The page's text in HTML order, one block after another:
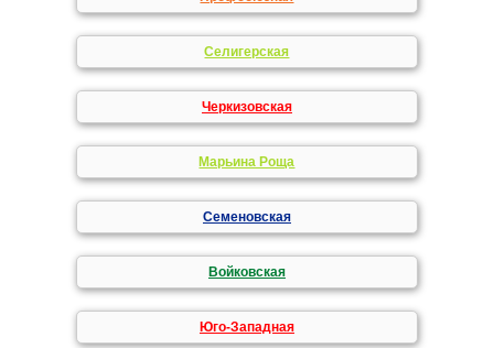
Селигерская
Черкизовская
Марьина Роща
Семеновская
Войковская
Юго-Западная